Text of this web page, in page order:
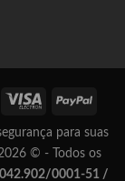
para suas
© - Todos os
0001-51 /